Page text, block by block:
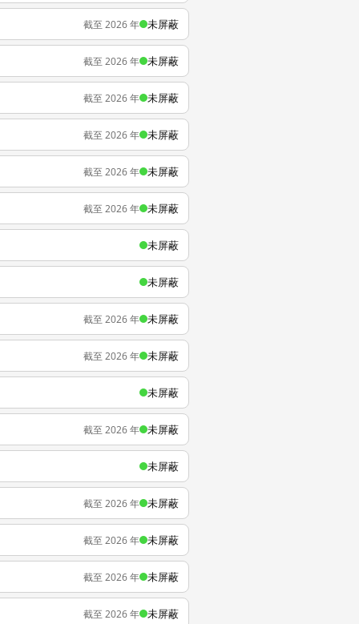
截至 2026 年 未屏蔽
截至 2026 年 未屏蔽
截至 2026 年 未屏蔽
截至 2026 年 未屏蔽
截至 2026 年 未屏蔽
截至 2026 年 未屏蔽
未屏蔽
未屏蔽
截至 2026 年 未屏蔽
截至 2026 年 未屏蔽
未屏蔽
截至 2026 年 未屏蔽
未屏蔽
截至 2026 年 未屏蔽
截至 2026 年 未屏蔽
截至 2026 年 未屏蔽
截至 2026 年 未屏蔽